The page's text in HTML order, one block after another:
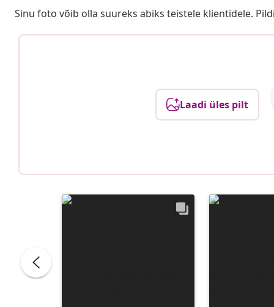
Sinu foto võib olla suureks abiks teistele klientidele.
Laadi üles pilt